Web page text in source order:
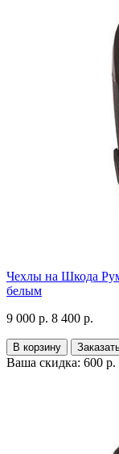
Чехлы на Шкода
белым
9 000 р. 8 400 р.
В корзину
Ваша скидка: 600 р.